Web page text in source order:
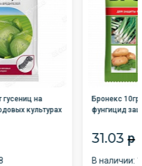
на
культурах
Бронекс
фунгицид
защиты
Картофеля и
31.03 p
В наличии: 1